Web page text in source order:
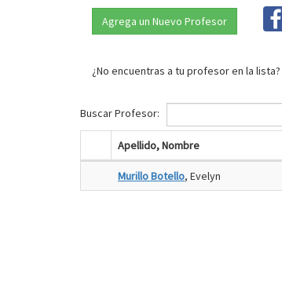
Agrega un Nuevo Profesor
¿No encuentras a tu profesor en la lista?
Buscar Profesor:
Apellido, Nombre
Murillo Botello, Evelyn